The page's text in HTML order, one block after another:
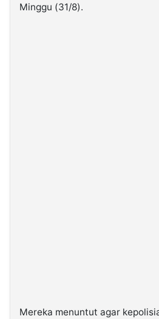
Kabarbaru.co
Minggu (31/8).
Mereka menuntut agar